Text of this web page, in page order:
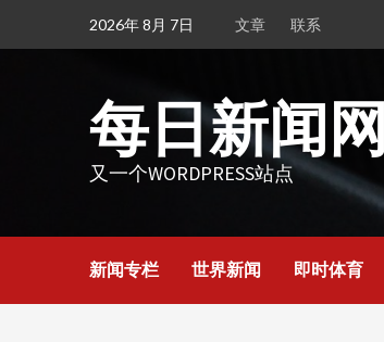
2026年 8月 7日 文章 联系
每日新闻网
又一个WORDPRESS站点
新闻专栏 世界新闻 即时体育